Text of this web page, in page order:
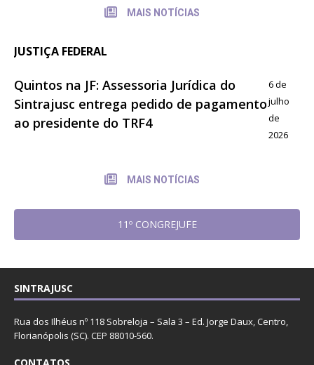
MAIS NOTÍCIAS
JUSTIÇA FEDERAL
Quintos na JF: Assessoria Jurídica do
Sintrajusc entrega pedido de pagamento
ao presidente do TRF4
6 de
julho
de
2026
MAIS NOTÍCIAS
11º CONGREJUFE
SINTRAJUSC
Rua dos Ilhéus nº 118 Sobreloja – Sala 3 – Ed. Jorge Daux, Centro,
Florianópolis (SC). CEP 88010-560.